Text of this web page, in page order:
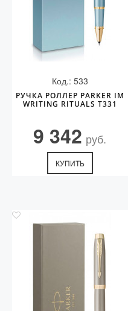
Код.: 533
РУЧКА РОЛЛЕР PARKER IM
WRITING RITUALS T331
9 342 руб.
КУПИТЬ